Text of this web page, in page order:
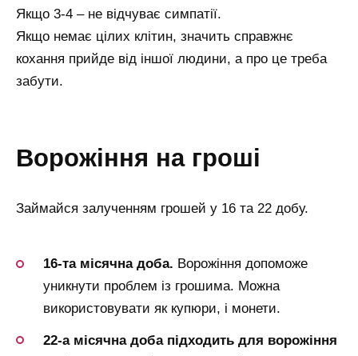
Якщо 3-4 – не відчуває симпатії.
Якщо немає цілих клітин, значить справжнє
кохання прийде від іншої людини, а про це треба
забути.
ворожіння на гроші
Займайся залученням грошей у 16 та 22 добу.
16-та місячна доба. Ворожіння допоможе
уникнути проблем із грошима. Можна
використовувати як купюри, і монети.
22-а місячна доба підходить для ворожіння